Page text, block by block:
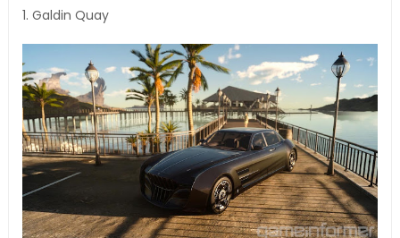
1. Galdin Quay